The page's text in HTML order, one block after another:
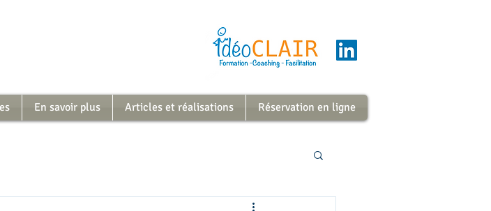
En savoir plus Articles et réalisations Réservation en ligne